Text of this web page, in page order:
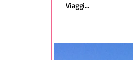
Viaggi...